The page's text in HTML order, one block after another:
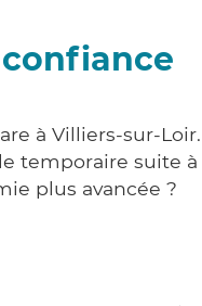
à Villiers-sur-Loir.
temporaire suite
plus avancée ?